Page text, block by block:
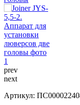
prev
next
Артикул: